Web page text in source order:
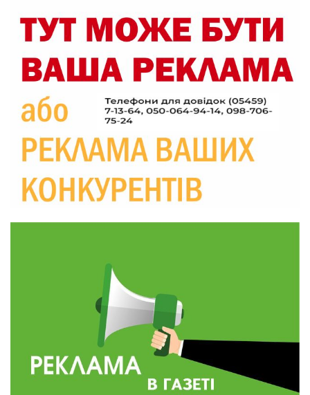
18:39
04 сер
«КОЛО НЕЗЛАМНИХ»: як діти та ветерани
разом створюють унікальний телепроєкт
09:52
Родина Степаненків: від квітучого
30 лип
Пишіть листи самому собі, або як уникнути
маніпуляційбез конфліктів
19:29
30 лип
«Все закінчиться, приїду й одружуся…»: Пам’яті
26-річного Захисника Богдана Ємця (ВІДЕО)
20:06
Паливо по 100 грн та ризик дефіциту: чому в
Житлові сертифікати, підготовка до зими та
підтримка ВПО: підсумки засідання виконкому
Краснопільської селищної ради
Валентина Масалітіна: «Нас тримає віра в
Перемогу і повернення додому»
Знову біль… Знову втрата… На щиті
повертається захисник України Богдан Ємець